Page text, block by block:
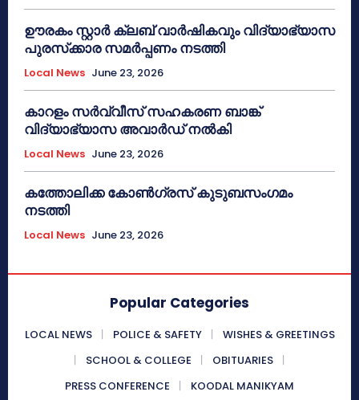
ഊരകം സ്റ്റാർ ക്ലബ് വാർഷികവും വിദ്യാഭ്യാസ
പുരസ്‌ക്കാര സമർപ്പണം നടത്തി
Local News June 23, 2026
കാറളം സർവ്വീസ് സഹകരണ ബാങ്ക്
വിദ്യാഭ്യാസ അവാർഡ് നൽകി
Local News June 23, 2026
കത്തോലിക്ക കോൺഗ്രസ് കുടുബസംഗമം
നടത്തി
Local News June 23, 2026
Popular Categories
LOCAL NEWS POLICE & SAFETY
WISHES & GREETINGS
SCHOOL & COLLEGE
OBITUARIES
PRESS CONFERENCE
KOODAL MANIKYAM